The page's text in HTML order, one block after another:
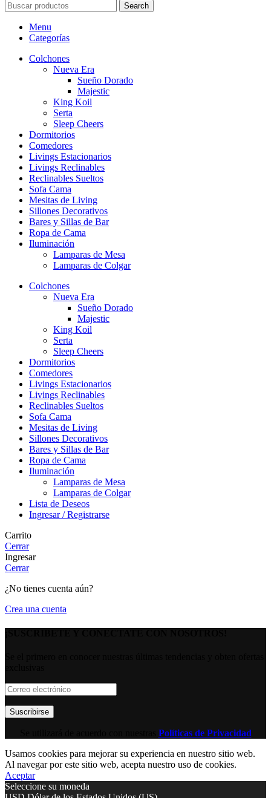
Search
Menu
Categorías
Colchones
Nueva Era
Sueño Dorado
Majestic
King Koil
Serta
Sleep Cheers
Dormitorios
Comedores
Livings Estacionarios
Livings Reclinables
Reclinables Sueltos
Sofa Cama
Mesitas de Living
Sillones Decorativos
Bares y Sillas de Bar
Ropa de Cama
Iluminación
Lamparas de Mesa
Lamparas de Colgar
Colchones
Nueva Era
Sueño Dorado
Majestic
King Koil
Serta
Sleep Cheers
Dormitorios
Comedores
Livings Estacionarios
Livings Reclinables
Reclinables Sueltos
Sofa Cama
Mesitas de Living
Sillones Decorativos
Bares y Sillas de Bar
Ropa de Cama
Iluminación
Lamparas de Mesa
Lamparas de Colgar
Lista de Deseos
Ingresar / Registrarse
Carrito
Cerrar
Ingresar
Cerrar
¿No tienes cuenta aún?
Crea una cuenta
Políticas de Privacidad
Usamos cookies para mejorar su experiencia en nuestro sitio web.
Al navegar por este sitio web, acepta nuestro uso de cookies.
Aceptar
Seleccione su moneda